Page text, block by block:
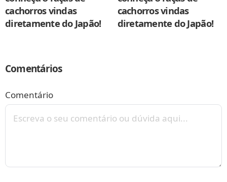
cachorros vindas
diretamente do Japão!
cachorros vindas
diretamente do Japão!
Comentários
Comentário